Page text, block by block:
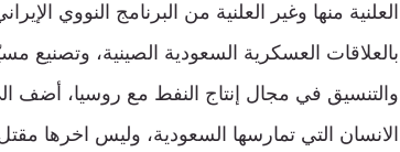
العلنية منها وغير العلنية من البرنامج النووي
بالعلاقات العسكرية السعودية الصينية، وتصنيع
والتنسيق في مجال إنتاج النفط مع روسيا، أضف
الانسان التي تمارسها السعودية، وليس اخرها